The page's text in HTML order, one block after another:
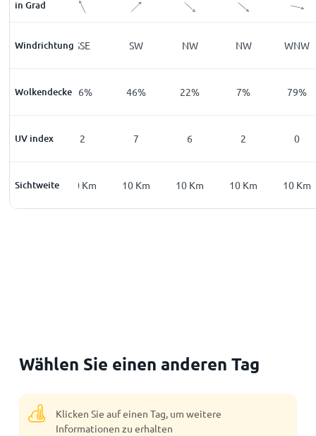
in Grad
Windrichtung
SE SSE SW NW NW WNW
Wolkendecke
13% 16% 46% 22% 7% 79%
UV index
0 2 7 6 2 0
Sichtweite
10Km 10 Km 10 Km 10 Km 10 Km 10 Km
Wählen Sie einen anderen Tag
Klicken Sie auf einen Tag, um weitere
Informationen zu erhalten